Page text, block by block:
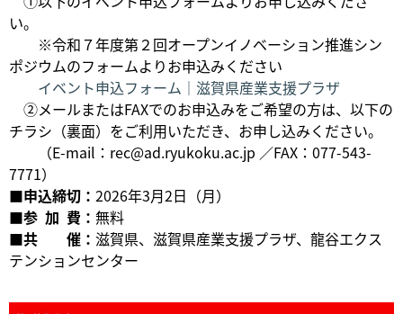
い。
※令和７年度第２回オープンイノベーション推進シン
ポジウムのフォームよりお申込みください
イベント申込フォーム｜滋賀県産業支援プラザ
②メールまたはFAXでのお申込みをご希望の方は、以下の
チラシ（裏面）をご利用いただき、お申し込みください。
（E-mail：rec@ad.ryukoku.ac.jp ／FAX：077-543-
7771）
■申込締切： 2026年3月2日（月）
■参 加 費： 無料
■共 催： 滋賀県、滋賀県産業支援プラザ、龍谷エクス
テンションセンター